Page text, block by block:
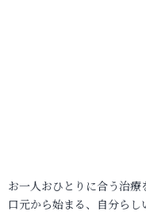
お一人おひとりに合う治療
口元から始まる、自分らし